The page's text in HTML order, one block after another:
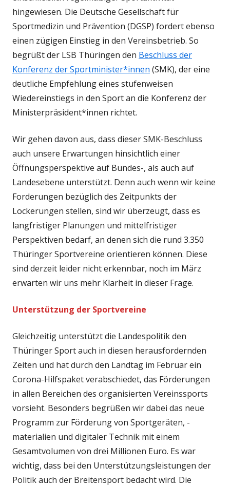
hingewiesen. Die Deutsche Gesellschaft für
Sportmedizin und Prävention (DGSP) fordert ebenso
einen zügigen Einstieg in den Vereinsbetrieb. So
begrüßt der LSB Thüringen den Beschluss der
Konferenz der Sportminister*innen (SMK), der eine
deutliche Empfehlung eines stufenweisen
Wiedereinstiegs in den Sport an die Konferenz der
Ministerpräsident*innen richtet.
Wir gehen davon aus, dass dieser SMK-Beschluss
auch unsere Erwartungen hinsichtlich einer
Öffnungsperspektive auf Bundes-, als auch auf
Landesebene unterstützt. Denn auch wenn wir keine
Forderungen bezüglich des Zeitpunkts der
Lockerungen stellen, sind wir überzeugt, dass es
langfristiger Planungen und mittelfristiger
Perspektiven bedarf, an denen sich die rund 3.350
Thüringer Sportvereine orientieren können. Diese
sind derzeit leider nicht erkennbar, noch im März
erwarten wir uns mehr Klarheit in dieser Frage.
Unterstützung der Sportvereine
Gleichzeitig unterstützt die Landespolitik den
Thüringer Sport auch in diesen herausfordernden
Zeiten und hat durch den Landtag im Februar ein
Corona-Hilfspaket verabschiedet, das Förderungen
in allen Bereichen des organisierten Vereinssports
vorsieht. Besonders begrüßen wir dabei das neue
Programm zur Förderung von Sportgeräten, -
materialien und digitaler Technik mit einem
Gesamtvolumen von drei Millionen Euro. Es war
wichtig, dass bei den Unterstützungsleistungen der
Politik auch der Breitensport bedacht wird. Die